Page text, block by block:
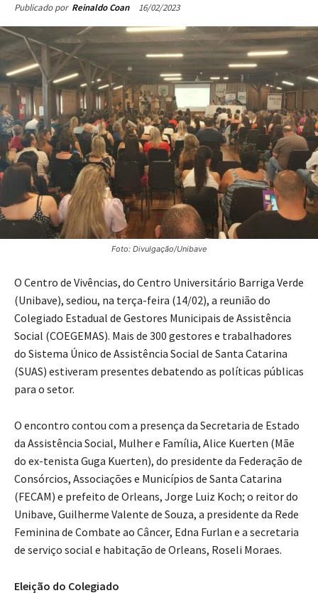
Publicado por Reinaldo Coan 16/02/2023
Foto: Divulgação/Unibave
O Centro de Vivências, do Centro Universitário Barriga Verde
(Unibave), sediou, na terça-feira (14/02), a reunião do
Colegiado Estadual de Gestores Municipais de Assistência
Social (COEGEMAS). Mais de 300 gestores e trabalhadores
do Sistema Único de Assistência Social de Santa Catarina
(SUAS) estiveram presentes debatendo as políticas públicas
para o setor.
O encontro contou com a presença da Secretaria de Estado
da Assistência Social, Mulher e Família, Alice Kuerten (Mãe
do ex-tenista Guga Kuerten), do presidente da Federação de
Consórcios, Associações e Municípios de Santa Catarina
(FECAM) e prefeito de Orleans, Jorge Luiz Koch; o reitor do
Unibave, Guilherme Valente de Souza, a presidente da Rede
Feminina de Combate ao Câncer, Edna Furlan e a secretaria
de serviço social e habitação de Orleans, Roseli Moraes.
Eleição do Colegiado